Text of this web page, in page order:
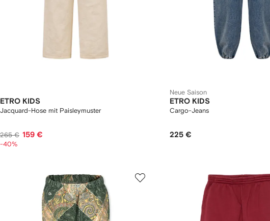
ETRO KIDS
Jacquard-Hose mit Paisleymuster
265 € 159 €
-40%
Neue Saison
ETRO KIDS
Cargo-Jeans
225 €